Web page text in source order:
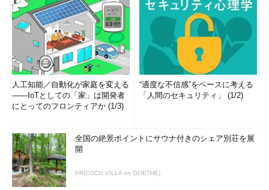
Windows OSにおけるプロセスやスレッドの詳細については、
Windows OS入門「プロセスとスレッド
」も参照していただきた
●CPU使用率とは？
「CPU使用率
」とは、現在CPUがどの程度処理を実行している
を表す。
CPUの使用率が100％近くになり、それがずっと続いているよ
うならば、不正なプログラムを継続的に実行しているか、CPU性
人工知能／自動化が家庭を変える
――IoTとしての「家」は開発者
にとってのフロンティアか (1/3)
“適度な不信感”をベースに考える
「人間のセキュリティ」 (1/2)
全国の絶景ポイントにサウナ付きのシェア別荘を展
開
PR(COCO VILLA on GOETHE)